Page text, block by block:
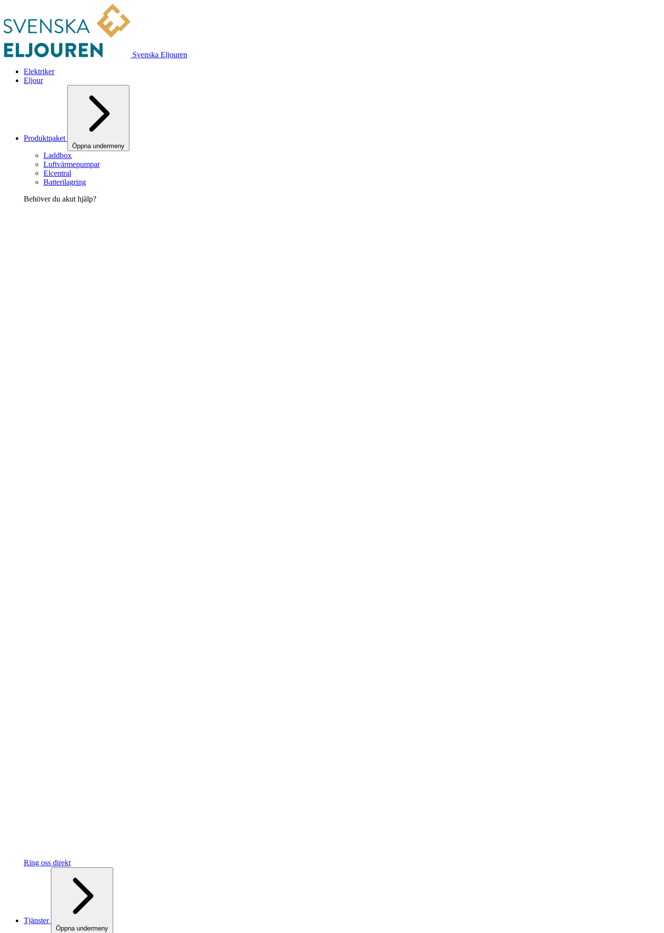
Svenska Eljouren
Elektriker
Eljour
Produktpaket
Öppna undermeny
Laddbox
Luftvärmepumpar
Elcentral
Batterilagring
Behöver du akut hjälp?
Ring oss direkt
Tjänster
Öppna undermeny